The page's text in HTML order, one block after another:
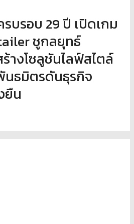
รบรอบ 29 ปี เปิดเกม
ชูกลยุทธ์
ร้างโซลูชันไลฟ์สไตล์
นธมิตรดันธุรกิจ
ยืน